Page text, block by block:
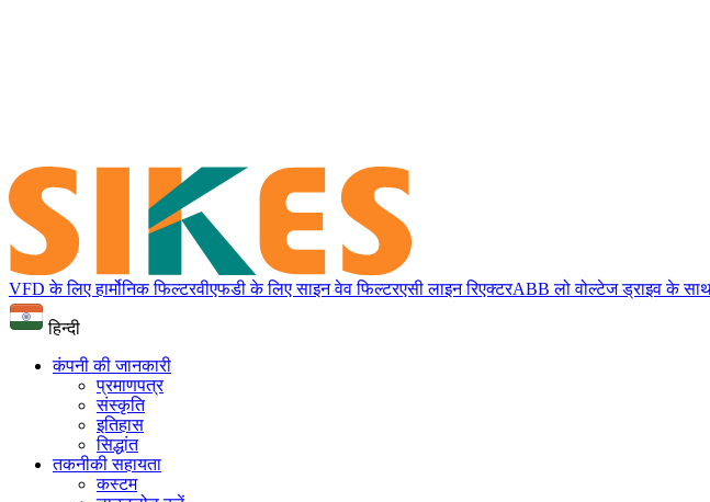
VFD के लिए हार्मोनिक फिल्टरवीएफडी के लिए साइन वेव फिल्टरएसी लाइन रिएक्टरABB लो वोल्टेज ड्राइव के साथ
हिन्दी
कंपनी की जानकारी
प्रमाणपत्र
संस्कृति
इतिहास
सिद्धांत
तकनीकी सहायता
कस्टम